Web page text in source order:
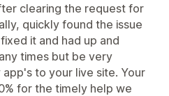
clearing the request for
quickly found the issue
it and had up and
times but be very
to your live site. Your
for the timely help we